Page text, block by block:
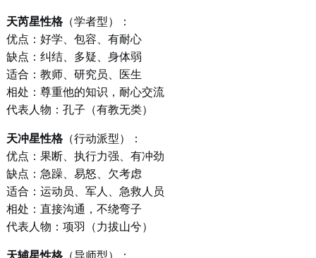
天芮星性格（学者型）：
优点：好学、包容、有耐心
缺点：纠结、多疑、身体弱
适合：教师、研究员、医生
相处：尊重他的知识，耐心交流
代表人物：孔子（有教无类）
天冲星性格（行动派型）：
优点：果断、执行力强、有冲劲
缺点：急躁、易怒、欠考虑
适合：运动员、军人、急救人员
相处：直接沟通，不绕弯子
代表人物：项羽（力拔山兮）
天辅星性格（导师型）：